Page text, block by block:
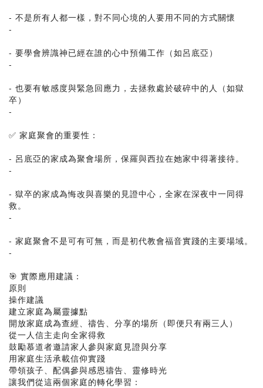
- 不是所有人都一樣，對不同心境的人要用不同的方式關懷
-
- 要學會辨識神已經在誰的心中預備工作（如呂底亞）
-
- 也要有敏感度與緊急回應力，去拯救處於破碎中的人（如獄
卒）
-
✅ 家庭聚會的重要性：
- 呂底亞的家成為聚會場所，保羅與西拉在她家中得著接待。
-
- 獄卒的家成為悔改與喜樂的見證中心，全家在深夜中一同得
救。
-
- 家庭聚會不是可有可無，而是初代教會福音實踐的主要場域。
-
🎯 實際應用建議：
原則
操作建議
建立家庭為屬靈據點
開放家庭成為查經、禱告、分享的場所（即便只有兩三人）
從一人信主走向全家得救
鼓勵慕道者邀請家人參與家庭見證與分享
用家庭生活承載信仰實踐
帶領孩子、配偶參與感恩禱告、靈修時光
讓我們從這兩個家庭的轉化學習：